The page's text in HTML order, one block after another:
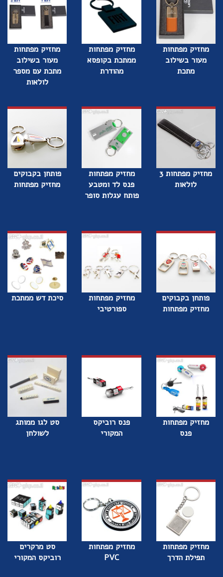
מחזיק מפתחות
מעור בשילוב
מתכת
מחזיק מפתחות
ממתכת בקופסא
מהודרת
מחזיק מפתחות
מעור בשילוב
מתכת עם מספר
לולאות
מחזיק מפתחות 3
לולאות
מחזיק מפתחות
פנס לד ומטבע
פותח עגלות סופר
פותחן בקבוקים
מחזיק מפתחות
פותחן בקבוקים
מחזיק מפתחות
מחזיק מפתחות
ספורטיבי
סיכת דש ממתכת
מחזיק מפתחות
פנס
פנס רוביקס
המקורי
סט לגו ממותג
לשולחן
מחזיק מפתחות
תפילת הדרך
מחזיק מפתחות
PVC
סט מרקרים
רוביקס המקורי